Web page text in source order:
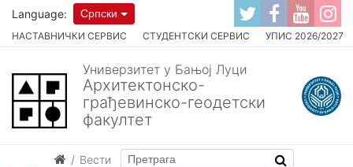
НАСТАВНИЧКИ СЕРВИС СТУДЕНТСКИ СЕРВИС УПИС 2026/2027
Language: Српски
Универзитет у Бањој Луци
Архитектонско-
грађевинско-геодетски
факултет
Вести